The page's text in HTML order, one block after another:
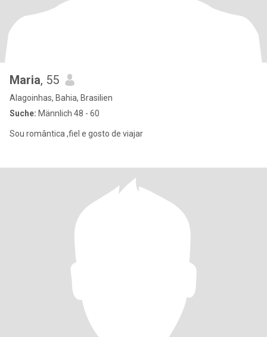
Maria, 55
Alagoinhas, Bahia, Brasilien
Suche: Männlich 48 - 60
Sou romântica ,fiel e gosto de viajar